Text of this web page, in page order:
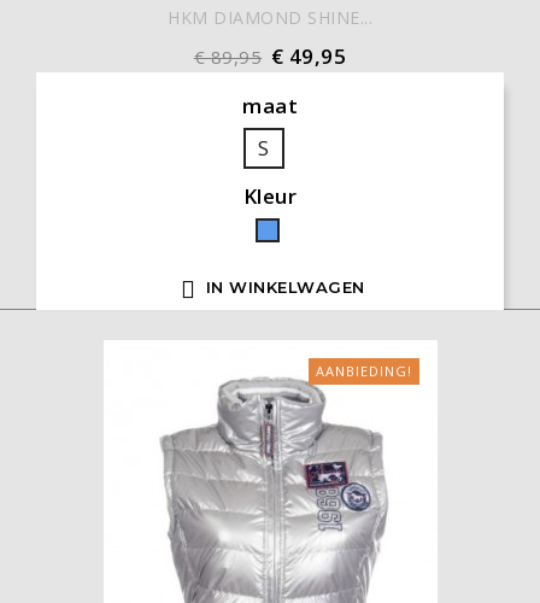
HKM DIAMOND SHINE...
€ 89,95 € 49,95
maat
S
Kleur
Blauw
 IN WINKELWAGEN
AANBIEDING!